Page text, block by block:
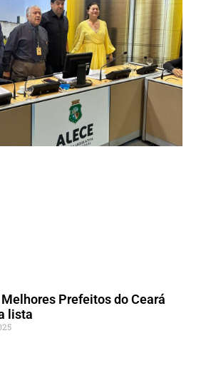
Prefeitos do Ceará
lista